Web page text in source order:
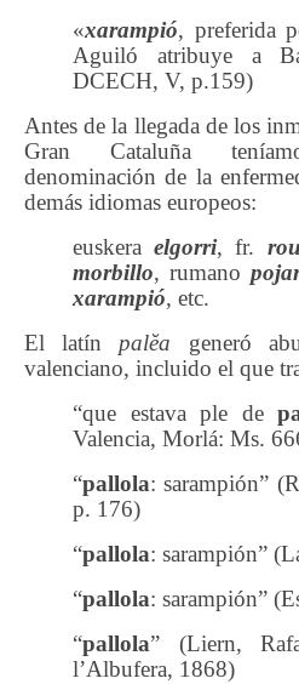
«xarampió, preferida
Aguiló atribuye a
DCECH, V, p.159)
Antes de la llegada de los
Gran Cataluña
denominación de la
demás idiomas europeos:
euskeraelgorri, fr.
morbillo, rumano
xarampió, etc.
El latínpalĕa generó
valenciano, incluido el que
“que estava ple de
Valencia, Morlá: Ms.
“pallola: sarampión”
p. 176)
“pallola: sarampión”
“pallola: sarampión”
“pallola” (Liern,
l’Albufera, 1868)